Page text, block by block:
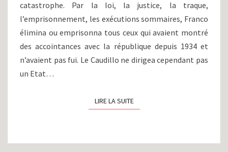
(1939-
1945)
catastrophe. Par la loi, la justice, la traque,
l’emprisonnement, les exécutions sommaires, Franco
élimina ou emprisonna tous ceux qui avaient montré
des accointances avec la république depuis 1934 et
n’avaient pas fui. Le Caudillo ne dirigea cependant pas
un Etat…
LIRE LA SUITELIRE LA SUITE